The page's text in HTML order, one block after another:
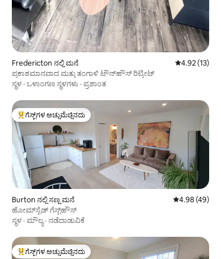
Fredericton ನಲ್ಲಿ ಮನೆ 5 ರಲ್ಲಿ 4.92
4.92 (13)
ಪ್ರಕಾಶಮಾನವಾದ ಮತ್ತು ತಂಗಾಳಿ ಟೌನ್‌ಹೌಸ್ ರಿಟ್ರೀಟ್
ಸ್ಥಳ · ಒಳಾಂಗಣ ಸ್ಥಳಗಳು · ಪ್ರಶಾಂತ
ಗೆಸ್ಟ್‌ಗಳಿಗೆ ಅತಿ ಹೆಚ್ಚು ಅಚ್ಚುಮೆಚ್ಚಿನದು
ಗೆಸ್ಟ್‌ಗಳ ಅಚ್ಚುಮೆಚ್ಚಿನದು
Burton ನಲ್ಲಿ ಸಣ್ಣ ಮನೆ 5 ರಲ್ಲಿ 4.98
4.98 (49)
ಹೋಮ್‌ಸ್ಟೆಡ್ ಗೆಸ್ಟ್‌ಹೌಸ್
ಸ್ಥಳ · ಮೌಲ್ಯ· ನಡೆದಾಡುವಿಕೆ
ಗೆಸ್ಟ್‌ಗಳಿಗೆ ಅತಿ ಹೆಚ್ಚು ಅಚ್ಚುಮೆಚ್ಚಿನದು
ಗೆಸ್ಟ್‌ಗಳ ಅಚ್ಚುಮೆಚ್ಚಿನದು